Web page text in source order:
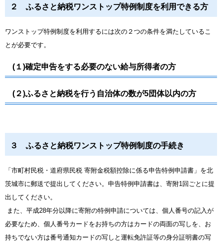
２ ふるさと納税ワンストップ特例制度を利用できる方
ワンストップ特例制度を利用するには次の２つの条件を満たしているこ
とが必要です。
(１)確定申告をする必要のない給与所得者の方
(２)ふるさと納税を行う自治体の数が5団体以内の方
３ ふるさと納税ワンストップ特例制度の手続き
「市町村民税・道府県民税 寄附金税額控除に係る申告特例申請書」を北
茨城市に郵送で提出してください。申告特例申請書は、寄附1回ごとに提
出してください。
また、平成28年分以降に寄附の特例申請については、個人番号の記入が
必要なため、個人番号カードをお持ちの方はカードの両面の写しを、お
持ちでない方は番号通知カードの写しと運転免許証等の身分証明書の写